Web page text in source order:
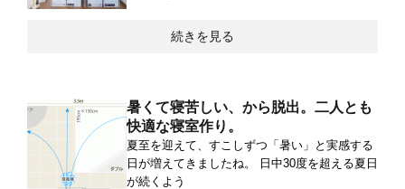
続きを見る
暑くて寝苦しい、から脱出。二人とも
快適な寝室作り。
夏至を迎えて、すこしずつ「暑い」と実感する
日が増えてきましたね。 日中30度を超える夏日
が続くよう